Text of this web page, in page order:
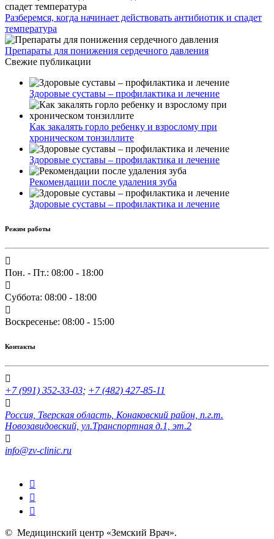
Разберемся, когда начинает действовать антибиотик и спадет
температура
Препараты для понижения сердечного давления
Свежие публикации
Здоровые суставы – профилактика и лечение
Как закалять горло ребенку и взрослому при
хроническом тонзиллите
Здоровые суставы – профилактика и лечение
Рекомендации после удаления зуба
Здоровые суставы – профилактика и лечение
Режим работы
Пон. - Пт.: 08:00 - 18:00
Суббота: 08:00 - 18:00
Воскресенье: 08:00 - 15:00
Контакты
+7 (991) 352-33-03; +7 (482) 427-85-11
Россия, Тверская область, Конаковский район, п.г.т.
Новозавидовский, ул.Транспортная д.1, эт.2
info@zv-clinic.ru
© Медицинский центр «Земский Врач».